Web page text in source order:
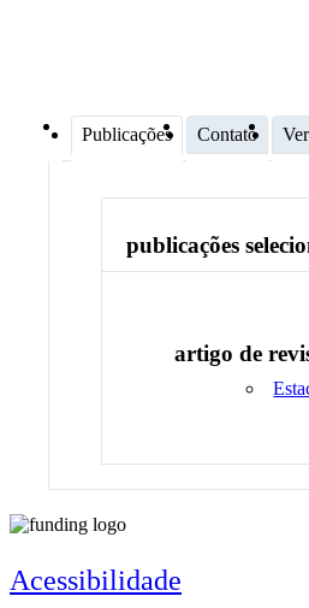
Publicações Contato
publicações
artigo de
Acessibilidade